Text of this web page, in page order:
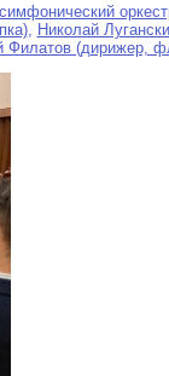
,
Николай
Филатов (дирижер,